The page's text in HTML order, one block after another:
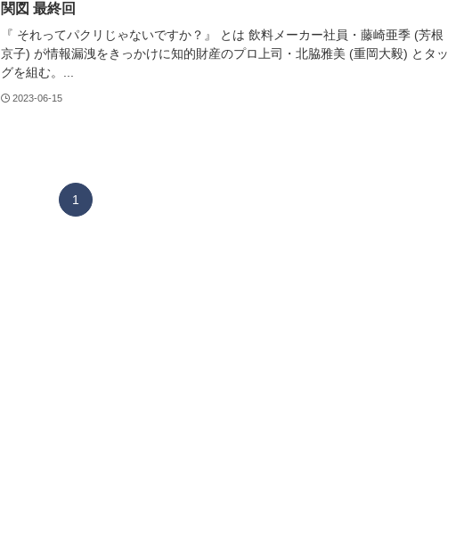
関図 最終回
『 それってパクリじゃないですか？』 とは 飲料メーカー社員・藤崎亜季 (芳根
京子) が情報漏洩をきっかけに知的財産のプロ上司・北脇雅美 (重岡大毅) とタッ
グを組む。...
2023-06-15
1